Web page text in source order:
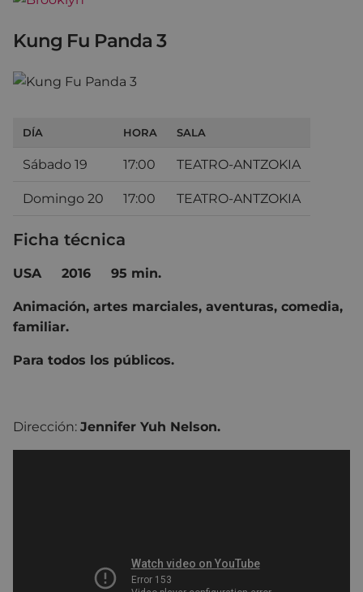
Kung Fu Panda 3
DÍA HORA SALA
Sábado 19 17:00 TEATRO-ANTZOKIA
Domingo 20 17:00 TEATRO-ANTZOKIA
Ficha técnica
USA 2016 95 min.
Animación, artes marciales, aventuras, comedia,
familiar.
Para todos los públicos.
Dirección: Jennifer Yuh Nelson.